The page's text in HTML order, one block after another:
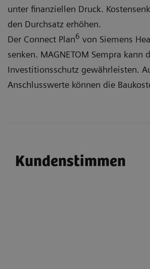
unter finanziellen Druck.
den Durchsatz erhöhen.
Der Connect Plan6 von Siemens
senken. MAGNETOM Sempra
Investitionsschutz gewährleisten.
Anschlusswerte können die
Kundenstimmen